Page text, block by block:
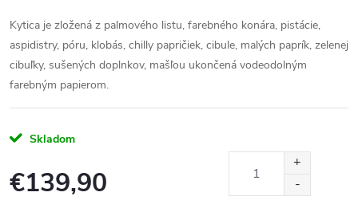
Kytica je zložená z palmového listu, farebného konára, pistácie,
aspidistry, póru, klobás, chilly papričiek, cibule, malých paprík, zelenej
cibuľky, sušených doplnkov, mašľou ukončená vodeodolným
farebným papierom.
Skladom
€139,90